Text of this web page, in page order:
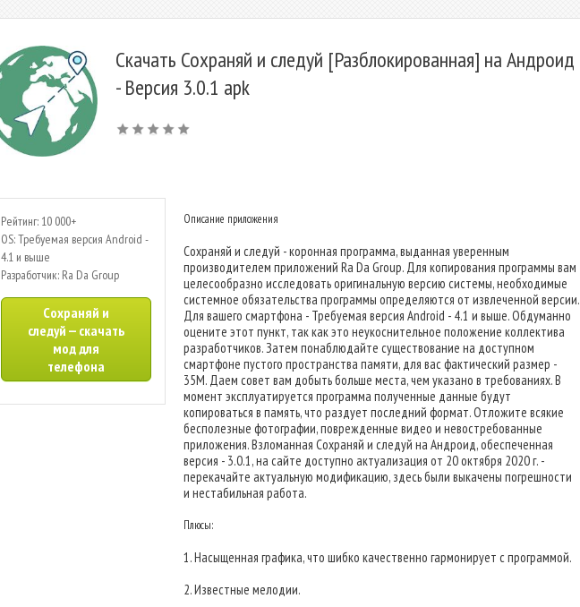
Скачать Сохраняй и следуй [Разблокированная] на Андроид
- Версия 3.0.1 apk
Рейтинг: 10 000+
OS: Требуемая версия Android -
4.1 и выше
Разработчик: Ra Da Group
Сохраняй и
следуй — скачать
мод для
телефона
Описание приложения
Сохраняй и следуй - коронная программа, выданная уверенным
производителем приложений Ra Da Group. Для копирования программы вам
целесообразно исследовать оригинальную версию системы, необходимые
системное обязательства программы определяются от извлеченной версии.
Для вашего смартфона - Требуемая версия Android - 4.1 и выше. Обдуманно
оцените этот пункт, так как это неукоснительное положение коллектива
разработчиков. Затем понаблюдайте существование на доступном
смартфоне пустого пространства памяти, для вас фактический размер -
35M. Даем совет вам добыть больше места, чем указано в требованиях. В
момент эксплуатируется программа полученные данные будут
копироваться в память, что раздует последний формат. Отложите всякие
бесполезные фотографии, поврежденные видео и невостребованные
приложения. Взломанная Сохраняй и следуй на Андроид, обеспеченная
версия - 3.0.1, на сайте доступно актуализация от 20 октября 2020 г. -
перекачайте актуальную модификацию, здесь были выкачены погрешности
и нестабильная работа.
Плюсы:
1. Насыщенная графика, что шибко качественно гармонирует с программой.
2. Известные мелодии.